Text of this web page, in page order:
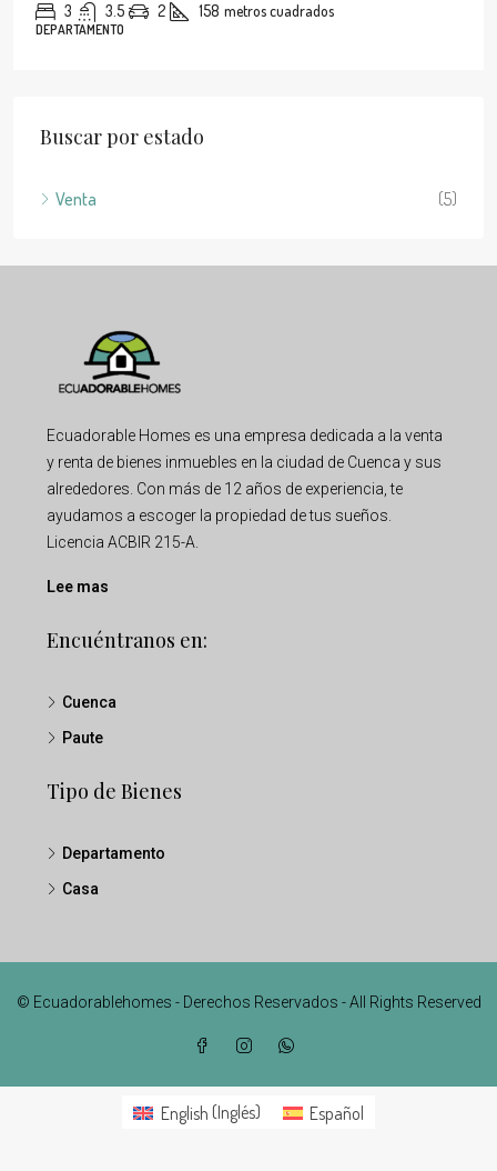
3 3.5 2 158 metros cuadrados
DEPARTAMENTO
Buscar por estado
Venta (5)
Ecuadorable Homes es una empresa dedicada a la venta
y renta de bienes inmuebles en la ciudad de Cuenca y sus
alrededores. Con más de 12 años de experiencia, te
ayudamos a escoger la propiedad de tus sueños.
Licencia ACBIR 215-A.
Lee mas
Encuéntranos en:
Cuenca
Paute
Tipo de Bienes
Departamento
Casa
© Ecuadorablehomes - Derechos Reservados - All Rights Reserved
English (Inglés) Español